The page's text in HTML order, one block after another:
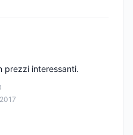
prezzi interessanti.